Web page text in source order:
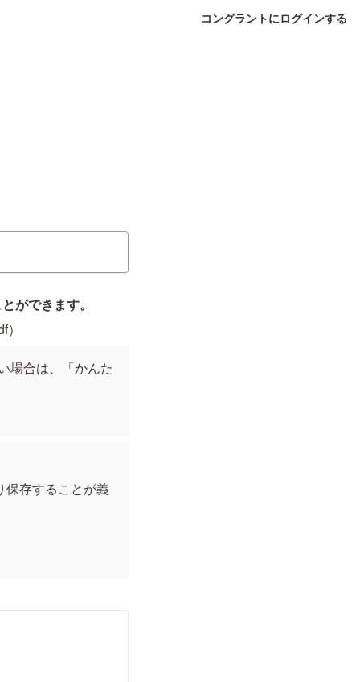
コングラントにログインする
ができます。
場合は、「かんた
保存することが義